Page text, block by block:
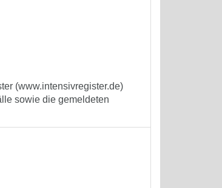
(www.intensivregister.de)
sowie die gemeldeten